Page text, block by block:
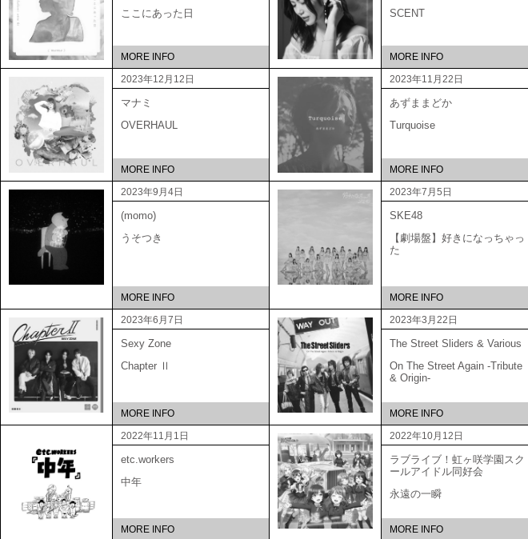
ここにあった日
MORE INFO
SCENT
MORE INFO
2023年12月12日
マナミ
OVERHAUL
MORE INFO
2023年11月22日
あずままどか
Turquoise
MORE INFO
2023年9月4日
(momo)
うそつき
MORE INFO
2023年7月5日
SKE48
【劇場盤】好きになっちゃっ
た
MORE INFO
2023年6月7日
Sexy Zone
Chapter Ⅱ
MORE INFO
2023年3月22日
The Street Sliders & Various
On The Street Again -Tribute
& Origin-
MORE INFO
2022年11月1日
etc.workers
中年
MORE INFO
2022年10月12日
ラブライブ！虹ヶ咲学園スク
ールアイドル同好会
永遠の一瞬
MORE INFO